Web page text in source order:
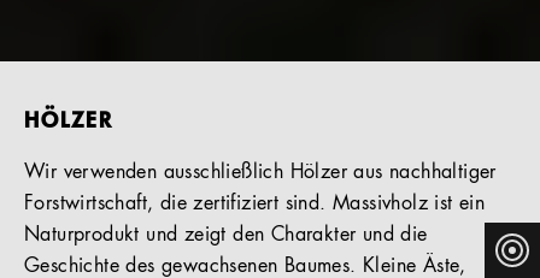
HÖLZER
Wir verwenden ausschließlich Hölzer aus nachhaltiger
Forstwirtschaft, die zertifiziert sind. Massivholz ist ein
Naturprodukt und zeigt den Charakter und die
Geschichte des gewachsenen Baumes. Kleine Äste,